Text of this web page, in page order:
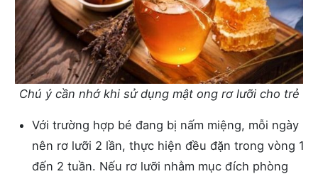
Chú ý cần nhớ khi sử dụng mật ong rơ lưỡi cho trẻ
Với trường hợp bé đang bị nấm miệng, mỗi ngày
nên rơ lưỡi 2 lần, thực hiện đều đặn trong vòng 1
đến 2 tuần. Nếu rơ lưỡi nhằm mục đích phòng